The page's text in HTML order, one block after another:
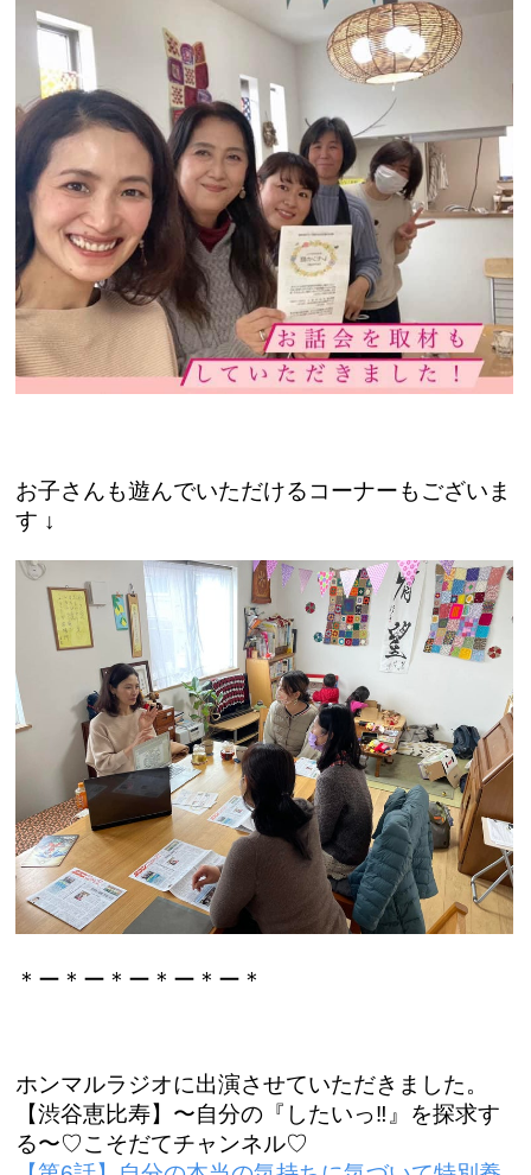
お子さんも遊んでいただけるコーナーもございま
す ↓
＊ー＊ー＊ー＊ー＊ー＊
ホンマルラジオに出演させていただきました。
【渋谷恵比寿】〜自分の『したいっ‼︎』を探求す
る〜♡こそだてチャンネル♡